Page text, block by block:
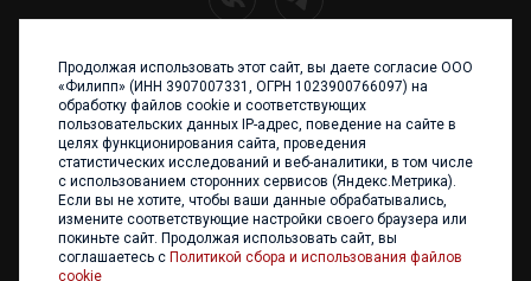
+7 (4012) 960 898
236017 Калининград,
ул. Каштановая аллея, 47
Телефон: +7 4012 960 898,
+7 4012 960 856
Написать нам
Продолжая использовать этот сайт, вы даете согласие ООО
«Филипп» (ИНН 3907007331, ОГРН 1023900766097) на
обработку файлов cookie и соответствующих
пользовательских данных IP-адрес, поведение на сайте в
целях функционирования сайта, проведения
статистических исследований и веб-аналитики, в том числе
с использованием сторонних сервисов (Яндекс.Метрика).
Если вы не хотите, чтобы ваши данные обрабатывались,
измените соответствующие настройки своего браузера или
покиньте сайт. Продолжая использовать сайт, вы
соглашаетесь с Политикой сбора и использования файлов
cookie